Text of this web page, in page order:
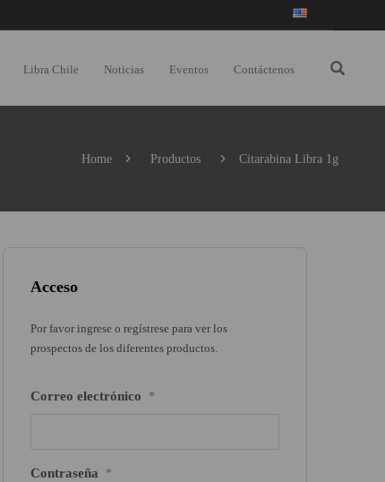
Libra Chile Noticias Eventos Contáctenos
Home Productos Citarabina Libra 1g
Acceso
Por favor ingrese o regístrese para ver los
prospectos de los diferentes productos.
Correo electrónico *
Contraseña *